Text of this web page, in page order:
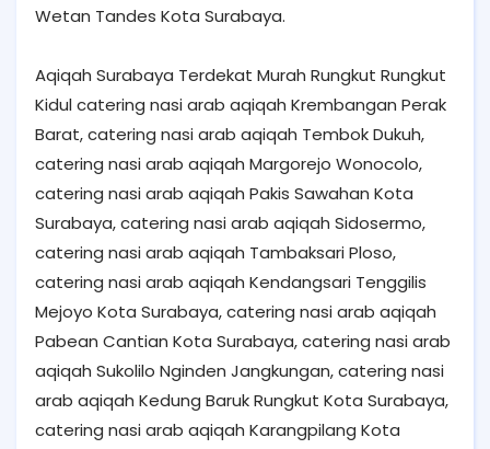
Wetan Tandes Kota Surabaya.
Aqiqah Surabaya Terdekat Murah Rungkut Rungkut
Kidul catering nasi arab aqiqah Krembangan Perak
Barat, catering nasi arab aqiqah Tembok Dukuh,
catering nasi arab aqiqah Margorejo Wonocolo,
catering nasi arab aqiqah Pakis Sawahan Kota
Surabaya, catering nasi arab aqiqah Sidosermo,
catering nasi arab aqiqah Tambaksari Ploso,
catering nasi arab aqiqah Kendangsari Tenggilis
Mejoyo Kota Surabaya, catering nasi arab aqiqah
Pabean Cantian Kota Surabaya, catering nasi arab
aqiqah Sukolilo Nginden Jangkungan, catering nasi
arab aqiqah Kedung Baruk Rungkut Kota Surabaya,
catering nasi arab aqiqah Karangpilang Kota